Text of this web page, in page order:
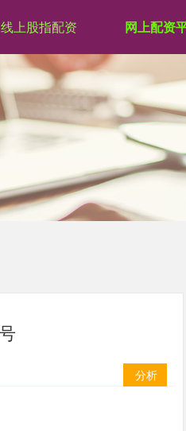
线上股指配资 网上配资
分析